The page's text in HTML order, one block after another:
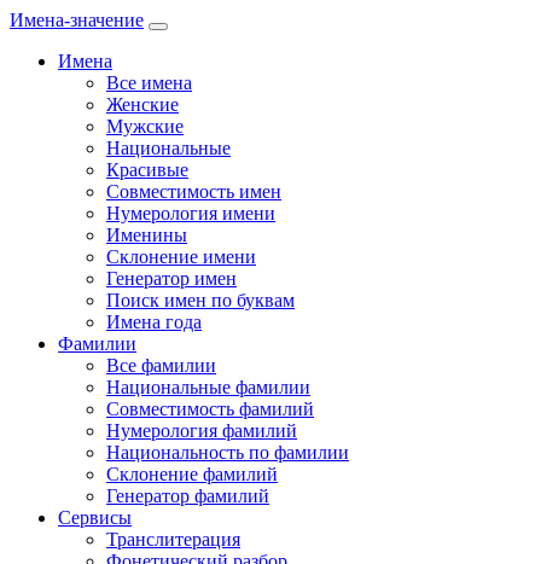
Имена-значение
Имена
Все имена
Женские
Мужские
Национальные
Красивые
Совместимость имен
Нумерология имени
Именины
Склонение имени
Генератор имен
Поиск имен по буквам
Имена года
Фамилии
Все фамилии
Национальные фамилии
Совместимость фамилий
Нумерология фамилий
Национальность по фамилии
Склонение фамилий
Генератор фамилий
Сервисы
Транслитерация